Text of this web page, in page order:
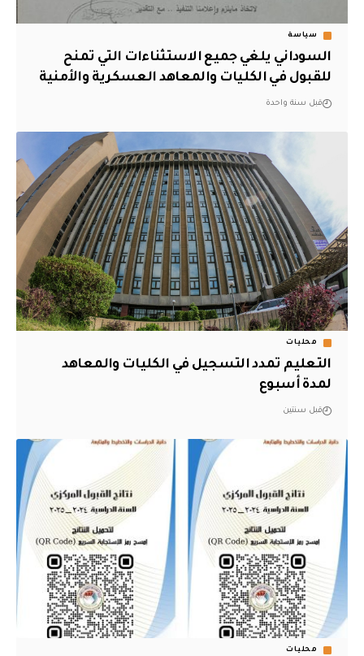
سياسة
السوداني يلغي جميع الاستثناءات التي تمنح
للقبول في الكليات والمعاهد العسكرية والأمنية
قبل سنة واحدة
محليات
التعليم تمدد التسجيل في الكليات والمعاهد
لمدة أسبوع
قبل سنتين
محليات